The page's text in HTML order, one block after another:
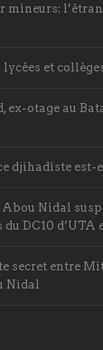
mineurs:
et
ex-otage au
djihadiste est-
Nidal
DC10 d’UTA
secret entre
Nidal